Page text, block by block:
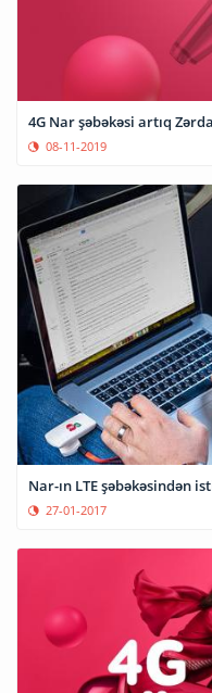
4G Nar şəbəkəsi artıq
08-11-2019
Nar-ın LTE şəbəkəsindən
27-01-2017